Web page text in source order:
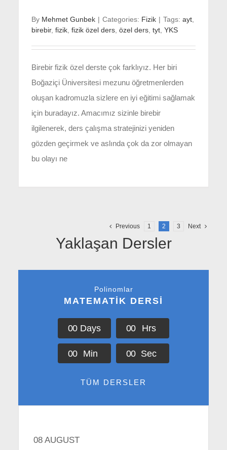
By Mehmet Gunbek | Categories: Fizik | Tags: ayt,
birebir, fizik, fizik özel ders, özel ders, tyt, YKS
Birebir fizik özel derste çok farklıyız. Her biri
Boğaziçi Üniversitesi mezunu öğretmenlerden
oluşan kadromuzla sizlere en iyi eğitimi sağlamak
için buradayız. Amacımız sizinle birebir
ilgilenerek, ders çalışma stratejinizi yeniden
gözden geçirmek ve aslında çok da zor olmayan
bu olayı ne
Previous 1 2 3 Next
Yaklaşan Dersler
Polinomlar
MATEMATİK DERSİ
00 Days 00 Hrs
00 Min 00 Sec
TÜM DERSLER
08 AUGUST